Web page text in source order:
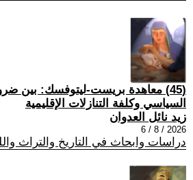
(45) معاهدة بريست-ليتوفسك: بين
السياسي وكلفة التنازلات الإقليمية
زيد نائل العدوان
2026 / 8 / 6
دراسات وابحاث في التاريخ والتراث